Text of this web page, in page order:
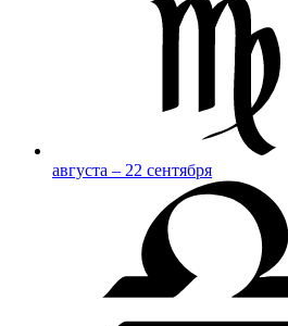
августа – 22 сентября